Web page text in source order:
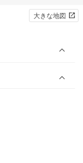
大きな地図